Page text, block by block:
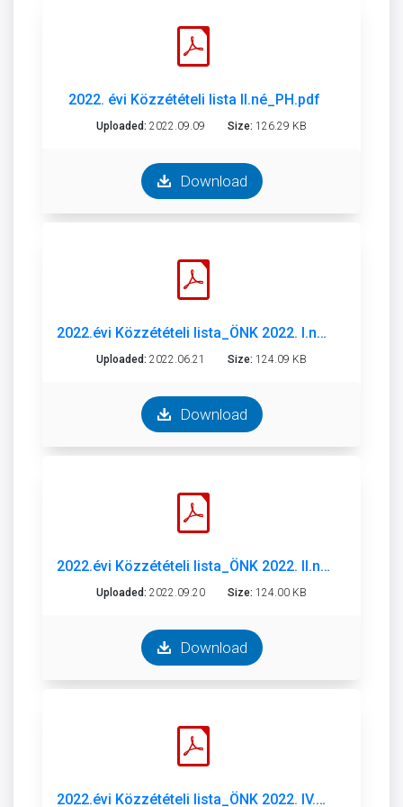
2022. évi Közzétételi lista II.né_PH.pdf
Uploaded: 2022.09.09 Size: 126.29 KB
Download
2022.évi Közzétételi lista_ÖNK 2022. I.né..pdf
Uploaded: 2022.06.21 Size: 124.09 KB
Download
2022.évi Közzétételi lista_ÖNK 2022. II.né..pdf
Uploaded: 2022.09.20 Size: 124.00 KB
Download
2022.évi Közzétételi lista_ÖNK 2022. IV.né..pdf